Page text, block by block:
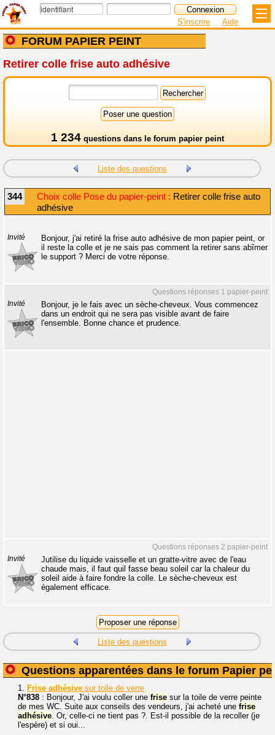
FORUM PAPIER PEINT
S'inscrire Aide
Retirer colle frise auto adhésive
1 234 questions dans le forum papier peint
Liste des questions
344 Choix colle Pose du papier-peint : Retirer colle frise auto
adhésive
Invité
Bonjour, j'ai retiré la frise auto adhésive de mon papier peint, or
il reste la colle et je ne sais pas comment la retirer sans abîmer
le support ? Merci de votre réponse.
Questions réponses 1 papier-peint
Invité
Bonjour, je le fais avec un sèche-cheveux. Vous commencez
dans un endroit qui ne sera pas visible avant de faire
l'ensemble. Bonne chance et prudence.
Questions réponses 2 papier-peint
Invité
Jutilise du liquide vaisselle et un gratte-vitre avec de l'eau
chaude mais, il faut quil fasse beau soleil car la chaleur du
soleil aide à faire fondre la colle. Le sèche-cheveux est
également efficace.
Liste des questions
Questions apparentées dans le forum Papier
1. Frise adhésive sur toile de verre
N°838 : Bonjour, J'ai voulu coller une frise sur la toile de verre peinte
de mes WC. Suite aux conseils des vendeurs, j'ai acheté une frise
adhésive. Or, celle-ci ne tient pas ?. Est-il possible de la recoller (je
l'espère) et si oui...